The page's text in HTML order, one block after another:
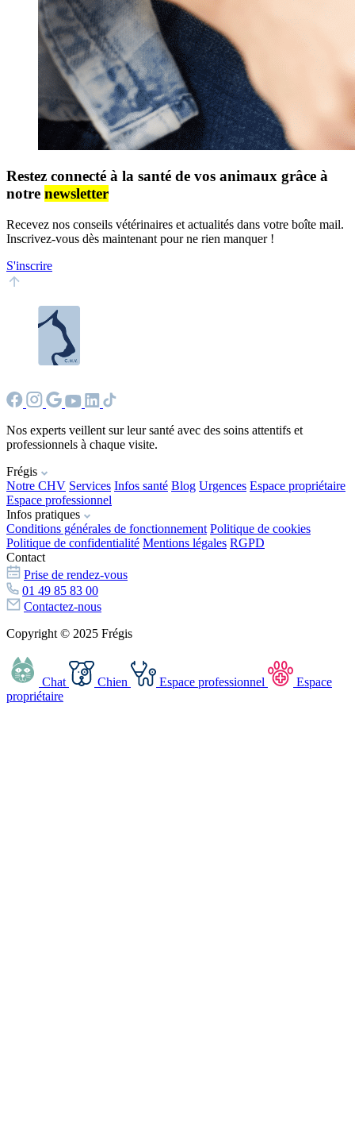
Restez connecté à la santé de vos animaux grâce à
notre newsletter
Recevez nos conseils vétérinaires et actualités dans votre boîte mail.
Inscrivez-vous dès maintenant pour ne rien manquer !
S'inscrire
Nos experts veillent sur leur santé avec des soins attentifs et
professionnels à chaque visite.
Frégis
Notre CHV Services Infos santé Blog Urgences Espace propriétaire
Espace professionnel
Infos pratiques
Conditions générales de fonctionnement Politique de cookies
Politique de confidentialité Mentions légales RGPD
Contact
Prise de rendez-vous
01 49 85 83 00
Contactez-nous
Copyright © 2025 Frégis
Chat Chien Espace professionnel
Espace
propriétaire